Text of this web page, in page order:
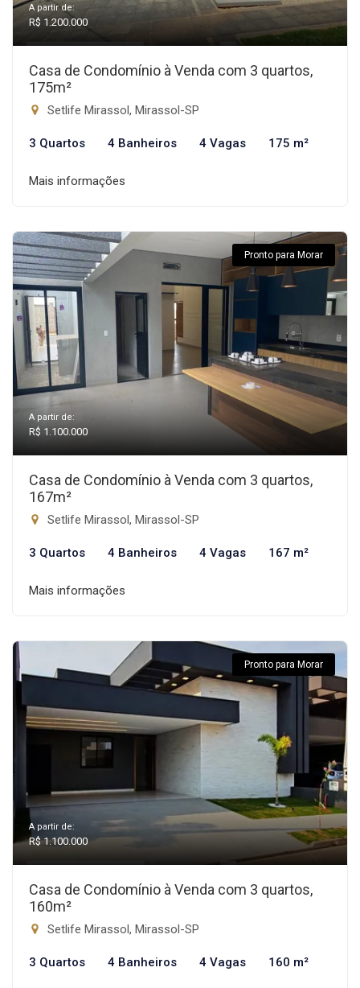
A partir de:
R$ 1.200.000
Casa de Condomínio à Venda com 3 quartos,
175m²
Setlife Mirassol, Mirassol-SP
3 Quartos 4 Banheiros 4 Vagas 175 m²
Mais informações
Pronto para Morar
A partir de:
R$ 1.100.000
Casa de Condomínio à Venda com 3 quartos,
167m²
Setlife Mirassol, Mirassol-SP
3 Quartos 4 Banheiros 4 Vagas 167 m²
Mais informações
Pronto para Morar
A partir de:
R$ 1.100.000
Casa de Condomínio à Venda com 3 quartos,
160m²
Setlife Mirassol, Mirassol-SP
3 Quartos 4 Banheiros 4 Vagas 160 m²